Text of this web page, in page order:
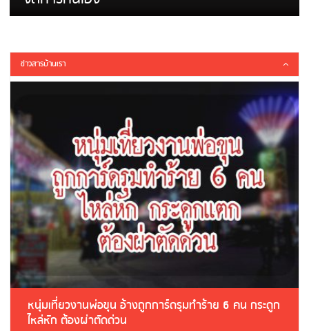
ข่าวสารบ้านเรา
หนุ่มเที่ยวงานพ่อขุน อ้างถูกการ์ดรุมทำร้าย 6 คน กระดูก
ไหล่หัก ต้องผ่าตัดด่วน